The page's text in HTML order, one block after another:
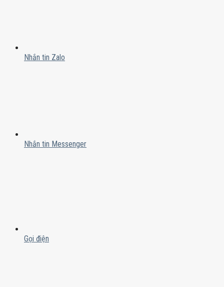
Nhắn tin Zalo
Nhắn tin Messenger
Gọi điện